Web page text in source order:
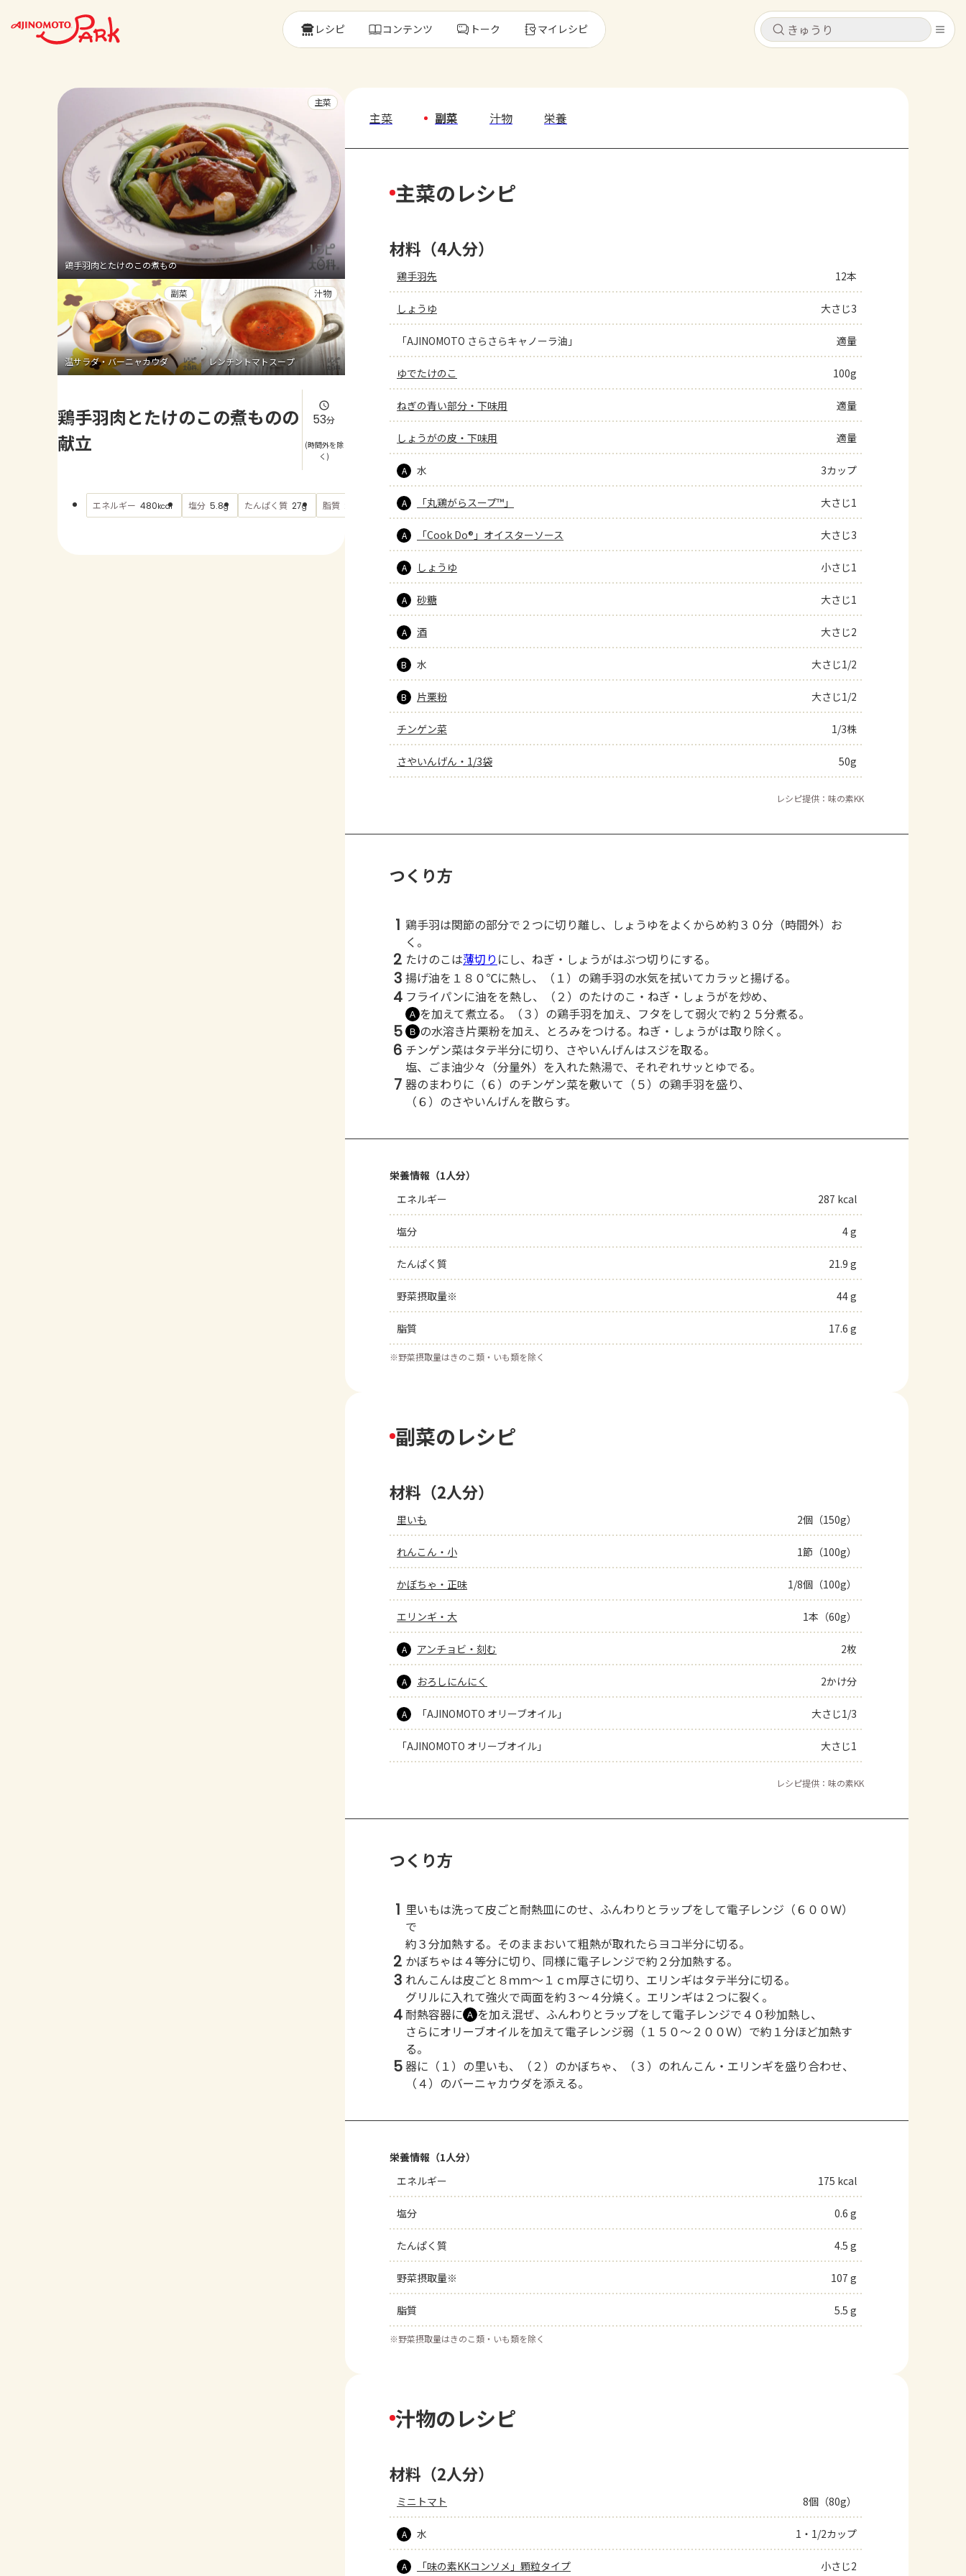
キャンセル
よくあるお問い合わせ
お買い物
キャンセル
レシピ コンテンツ トーク マイレシピ
鶏手羽肉とたけのこの煮もの
主菜
温サラダ・バーニャカウダ
副菜
レンチントマトスープ
汁物
鶏手羽肉とたけのこの煮ものの
献立
53分
(時間外を除
く)
エネルギー 480kcal 塩分 5.8g たんぱく質 27g 脂質 23.3 もっと見る
主菜 副菜 汁物 栄養
主菜のレシピ
材料（4人分）
鶏手羽先 12本
しょうゆ 大さじ3
「AJINOMOTO さらさらキャノーラ油」 適量
ゆでたけのこ 100g
ねぎの青い部分・下味用 適量
しょうがの皮・下味用 適量
A 水 3カップ
A 「丸鶏がらスープ™」 大さじ1
A 「Cook Do®」オイスターソース 大さじ3
A しょうゆ 小さじ1
A 砂糖 大さじ1
A 酒 大さじ2
B 水 大さじ1/2
B 片栗粉 大さじ1/2
チンゲン菜 1/3株
さやいんげん・1/3袋 50g
レシピ提供：味の素KK
つくり方
1 鶏手羽は関節の部分で２つに切り離し、しょうゆをよくからめ約３０分（時間外）お
く。
2 たけのこは薄切り にし、ねぎ・しょうがはぶつ切りにする。
3 揚げ油を１８０℃に熱し、（１）の鶏手羽の水気を拭いてカラッと揚げる。
4 フライパンに油をを熱し、（２）のたけのこ・ねぎ・しょうがを炒め、
Ａ を加えて煮立る。（３）の鶏手羽を加え、フタをして弱火で約２５分煮る。
5 Ｂ の水溶き片栗粉を加え、とろみをつける。ねぎ・しょうがは取り除く。
6 チンゲン菜はタテ半分に切り、さやいんげんはスジを取る。
塩、ごま油少々（分量外）を入れた熱湯で、それぞれサッとゆでる。
7 器のまわりに（６）のチンゲン菜を敷いて（５）の鶏手羽を盛り、
（６）のさやいんげんを散らす。
栄養情報（1人分）
エネルギー
287 kcal
塩分 4 g
たんぱく質 21.9 g
野菜摂取量※ 44 g
脂質 17.6 g
※野菜摂取量はきのこ類・いも類を除く
副菜のレシピ
材料（2人分）
里いも 2個（150g）
れんこん・小 1節（100g）
かぼちゃ・正味 1/8個（100g）
エリンギ・大 1本（60g）
A アンチョビ・刻む 2枚
A おろしにんにく 2かけ分
A 「AJINOMOTO オリーブオイル」 大さじ1/3
「AJINOMOTO オリーブオイル」 大さじ1
レシピ提供：味の素KK
つくり方
1 里いもは洗って皮ごと耐熱皿にのせ、ふんわりとラップをして電子レンジ（６００Ｗ）
で
約３分加熱する。そのままおいて粗熱が取れたらヨコ半分に切る。
2 かぼちゃは４等分に切り、同様に電子レンジで約２分加熱する。
3 れんこんは皮ごと８ｍｍ～１ｃｍ厚さに切り、エリンギはタテ半分に切る。
グリルに入れて強火で両面を約３～４分焼く。エリンギは２つに裂く。
4耐熱容器に Ａ を加え混ぜ、ふんわりとラップをして電子レンジで４０秒加熱し、
さらにオリーブオイルを加えて電子レンジ弱（１５０～２００Ｗ）で約１分ほど加熱す
る。
5器に（１）の里いも、（２）のかぼちゃ、（３）のれんこん・エリンギを盛り合わせ、
（４）のバーニャカウダを添える。
栄養情報（1人分）
エネルギー
175 kcal
塩分 0.6 g
たんぱく質 4.5 g
野菜摂取量※ 107 g
脂質 5.5 g
※野菜摂取量はきのこ類・いも類を除く
汁物のレシピ
材料（2人分）
ミニトマト 8個（80g）
A 水 1・1/2カップ
A 「味の素KKコンソメ」顆粒タイプ 小さじ2